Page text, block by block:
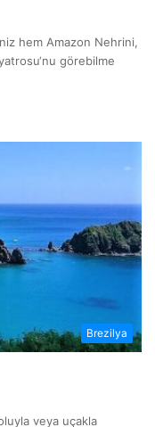
hem Amazon Nehrini,
görebilme
Brezilya
veya uçakla